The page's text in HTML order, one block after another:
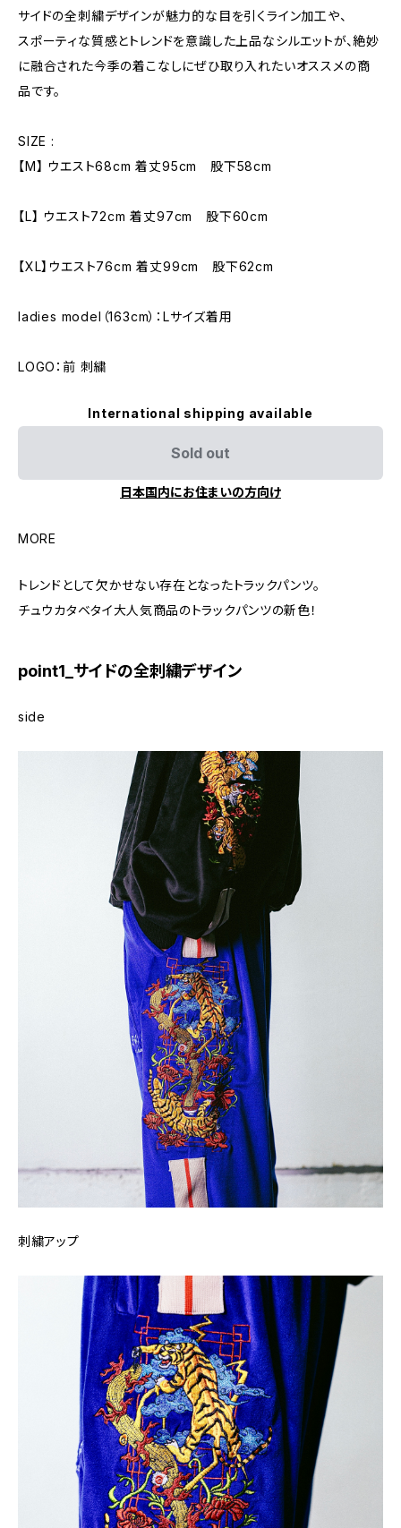
サイドの全刺繍デザインが魅力的な目を引くライン加工や、
スポーティな質感とトレンドを意識した上品なシルエットが、絶妙
に融合された今季の着こなしにぜひ取り入れたいオススメの商
品です。
SIZE :
【M】 ウエスト68cm 着丈95cm 股下58cm
【L】 ウエスト72cm 着丈97cm 股下60cm
【XL】ウエスト76cm 着丈99cm 股下62cm
ladies model（163cm）：Lサイズ着用
LOGO：前 刺繍
International shipping available
Sold out
日本国内にお住まいの方向け
MORE
トレンドとして欠かせない存在となったトラックパンツ。
チュウカタベタイ大人気商品のトラックパンツの新色！
point1_サイドの全刺繍デザイン
side
刺繍アップ